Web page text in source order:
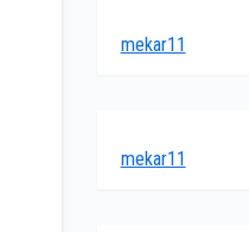
mekar11
mekar11